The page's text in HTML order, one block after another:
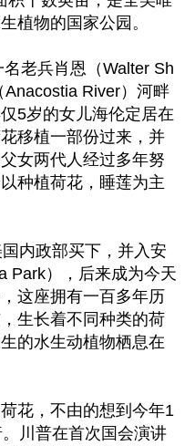
植物的国家公园。
老兵肖恩（Walter Sh
River）河畔
5岁的女儿海伦定居在
移植一部份过来，并
女两代人经过多年努
种植荷花，睡莲为主
内政部买下，并入安
Park），后来成为今天
这座拥有一百多年历
生长着不同种类的荷
的水生动植物栖息在
花，不由的想到今年1
川普在首次国会演讲